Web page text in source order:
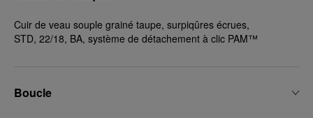
Cuir de veau souple grainé taupe, surpiqûres écrues,
STD, 22/18, BA, système de détachement à clic PAM™
Boucle